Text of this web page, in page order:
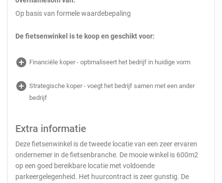
Op basis van formele waardebepaling
De fietsenwinkel is te koop en geschikt voor:
add_circle Financiële koper - optimaliseert het bedrijf in huidige vorm
add_circle Strategische koper - voegt het bedrijf samen met een ander
bedrijf
Extra informatie
Deze fietsenwinkel is de tweede locatie van een zeer ervaren
ondernemer in de fietsenbranche. De mooie winkel is 600m2
op een goed bereikbare locatie met voldoende
parkeergelegenheid. Het huurcontract is zeer gunstig. De